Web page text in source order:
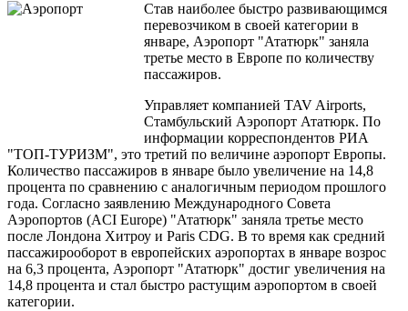
Став наиболее быстро развивающимся
перевозчиком в своей категории в
январе, Аэропорт "Ататюрк" заняла
третье место в Европе по количеству
пассажиров.
Управляет компанией TAV Airports,
Стамбульский Аэропорт Ататюрк. По
информации корреспондентов РИА
"ТОП-ТУРИЗМ", это третий по величине аэропорт Европы.
Количество пассажиров в январе было увеличение на 14,8
процента по сравнению с аналогичным периодом прошлого
года. Согласно заявлению Международного Совета
Аэропортов (ACI Europe) "Ататюрк" заняла третье место
после Лондона Хитроу и Paris CDG. В то время как средний
пассажирооборот в европейских аэропортах в январе возрос
на 6,3 процента, Аэропорт "Ататюрк" достиг увеличения на
14,8 процента и стал быстро растущим аэропортом в своей
категории.